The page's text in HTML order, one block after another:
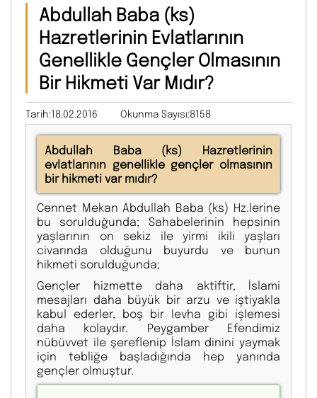
Abdullah Baba (ks)
Hazretlerinin Evlatlarının
Genellikle Gençler Olmasının
Bir Hikmeti Var Mıdır?
Tarih:18.02.2016 Okunma Sayısı:8158
Abdullah Baba (ks) Hazretlerinin
evlatlarının genellikle gençler olmasının
bir hikmeti var mıdır?
Cennet Mekan Abdullah Baba (ks) Hz.lerine
bu sorulduğunda; Sahabelerinin hepsinin
yaşlarının on sekiz ile yirmi ikili yaşları
civarında olduğunu buyurdu ve bunun
hikmeti sorulduğunda;
Gençler hizmette daha aktiftir, İslami
mesajları daha büyük bir arzu ve iştiyakla
kabul ederler, boş bir levha gibi işlemesi
daha kolaydır. Peygamber Efendimiz
nübüvvet ile şereflenip İslam dinini yaymak
için tebliğe başladığında hep yanında
gençler olmuştur.